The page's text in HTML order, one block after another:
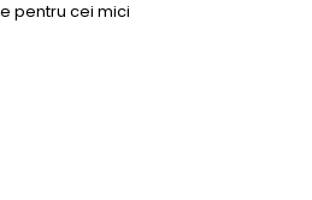
pentru cei mici